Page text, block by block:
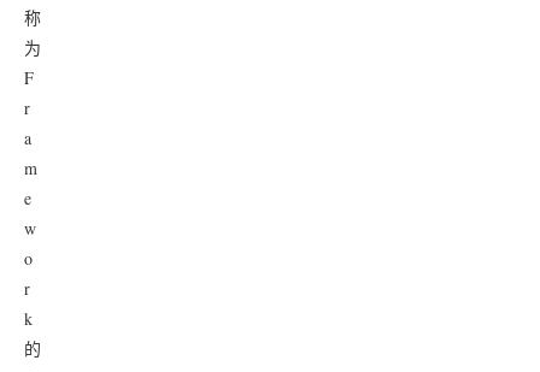
称
为
F
r
a
m
e
w
o
r
k
的